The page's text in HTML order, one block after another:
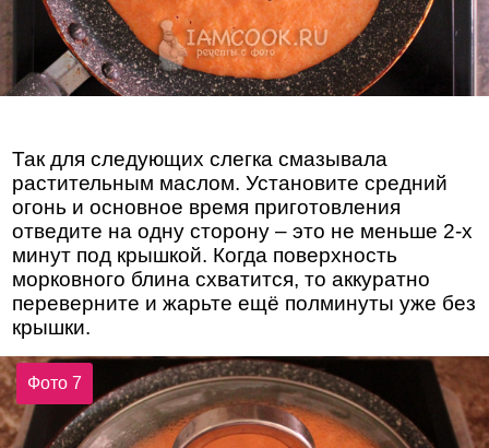
Так для следующих слегка смазывала
растительным маслом. Установите средний
огонь и основное время приготовления
отведите на одну сторону – это не меньше 2-х
минут под крышкой. Когда поверхность
морковного блина схватится, то аккуратно
переверните и жарьте ещё полминуты уже без
крышки.
Фото 7